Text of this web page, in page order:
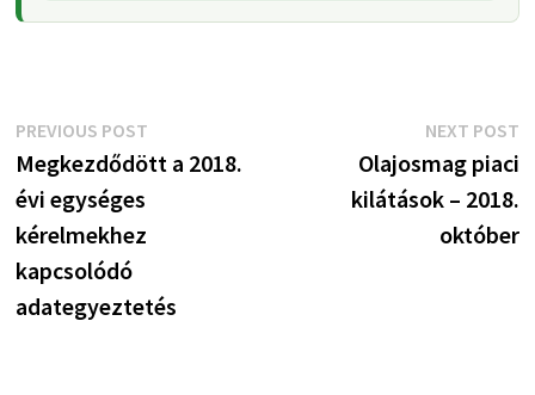
Bejegyzés
navigáció
PREVIOUS POSTPrevious
post:
Megkezdődött a 2018.
évi egységes
kérelmekhez
kapcsolódó
adategyeztetés
NEXT POST
Olajosmag piaci
kilátások – 2018.
október